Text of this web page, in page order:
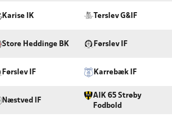
Karise IK Terslev G&IF
Store Heddinge BK Førslev IF
Førslev IF Karrebæk IF
Næstved IF
AIK 65 Strøby
Fodbold